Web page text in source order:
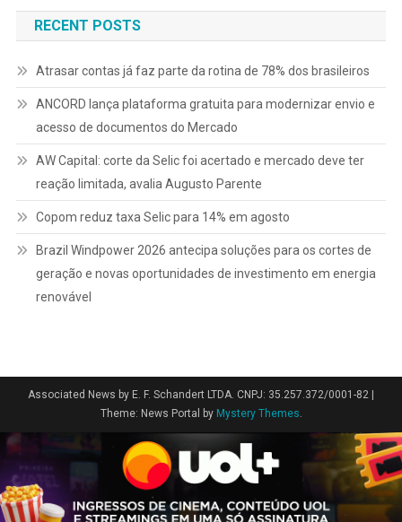
RECENT POSTS
Atrasar contas já faz parte da rotina de 78% dos brasileiros
ANCORD lança plataforma gratuita para modernizar envio e
acesso de documentos do Mercado
AW Capital: corte da Selic foi acertado e mercado deve ter
reação limitada, avalia Augusto Parente
Copom reduz taxa Selic para 14% em agosto
Brazil Windpower 2026 antecipa soluções para os cortes de
geração e novas oportunidades de investimento em energia
renovável
Associated News by E. F. Schandert LTDA. CNPJ: 35.257.372/0001-82 |
Theme: News Portal by Mystery Themes